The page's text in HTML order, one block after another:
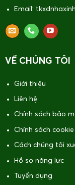
Email:
VỀ CHÚNG TÔI
Giới thiệu
Liên hệ
Chính sách bảo
Chính sách cookie
Cách chúng tôi
Hồ sơ năng lực
Tuyển dụng